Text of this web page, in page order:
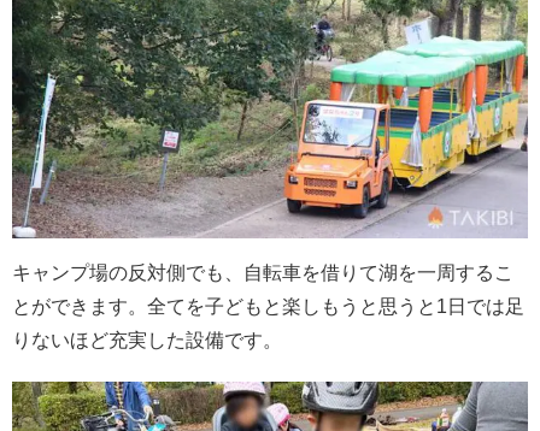
キャンプ場の反対側でも、自転車を借りて湖を一周するこ
とができます。全てを子どもと楽しもうと思うと1日では足
りないほど充実した設備です。